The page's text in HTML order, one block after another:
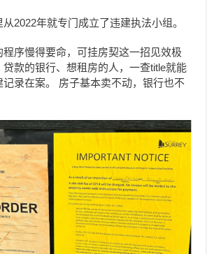
2022年就专门成立了违建执法小组。
程序慢得要命，可挂房契这一招见效极
款的银行、想租房的人，一查title就能
录在案。 房子基本卖不动，银行也不